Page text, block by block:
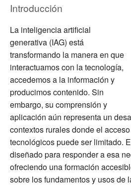
Introducción
La inteligencia artificial
generativa (IAG) está
transformando la manera en que
interactuamos con la tecnología,
accedemos a la información y
producimos contenido. Sin
embargo, su comprensión y
aplicación aún representa un
contextos rurales donde el
tecnológicos puede ser limitado.
diseñado para responder a esa
ofreciendo una formación
sobre los fundamentos y usos de